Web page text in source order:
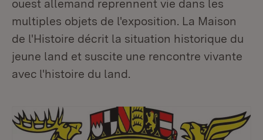
ouest allemand reprennent vie dans les
multiples objets de l'exposition. La Maison
de l'Histoire décrit la situation historique du
jeune land et suscite une rencontre vivante
avec l'histoire du land.